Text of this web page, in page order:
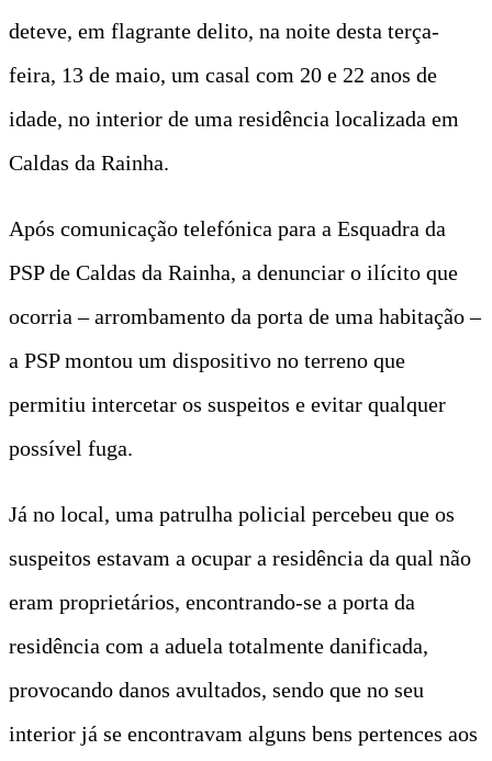
deteve, em flagrante delito, na noite desta terça-
feira, 13 de maio, um casal com 20 e 22 anos de
idade, no interior de uma residência localizada em
Caldas da Rainha.
Após comunicação telefónica para a Esquadra da
PSP de Caldas da Rainha, a denunciar o ilícito que
ocorria – arrombamento da porta de uma habitação –
a PSP montou um dispositivo no terreno que
permitiu intercetar os suspeitos e evitar qualquer
possível fuga.
Já no local, uma patrulha policial percebeu que os
suspeitos estavam a ocupar a residência da qual não
eram proprietários, encontrando-se a porta da
residência com a aduela totalmente danificada,
provocando danos avultados, sendo que no seu
interior já se encontravam alguns bens pertences aos